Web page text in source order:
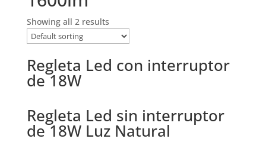
Showing all 2 results
Regleta Led con interruptor
de 18W
Regleta Led sin interruptor
de 18W Luz Natural